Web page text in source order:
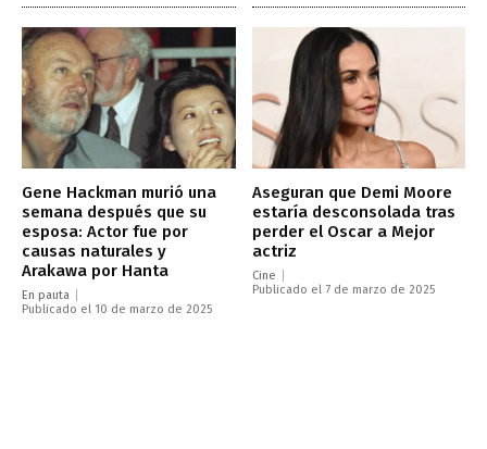
Gene Hackman murió una
semana después que su
esposa: Actor fue por
causas naturales y
Arakawa por Hanta
En pauta
Publicado el 10 de marzo de 2025
Aseguran que Demi Moore
estaría desconsolada tras
perder el Oscar a Mejor
actriz
Cine
Publicado el 7 de marzo de 2025